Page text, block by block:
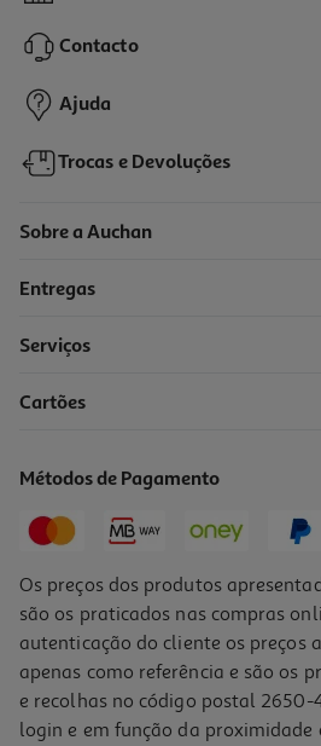
Contacto
Ajuda
Trocas e Devoluções
Sobre a Auchan
Entregas
Serviços
Cartões
Métodos de Pagamento
Os preços dos produtos
são os praticados nas compras
autenticação do cliente os preços
apenas como referência e são os
e recolhas no código postal 2650-
login e em função da proximidade